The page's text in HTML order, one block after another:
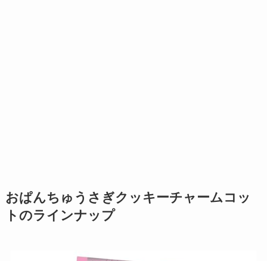
おぱんちゅうさぎクッキーチャームコッ
トのラインナップ